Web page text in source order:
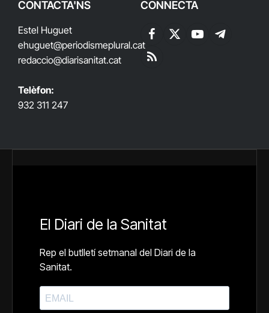
CONTACTA'NS
Estel Huguet
ehuguet@periodismeplural.cat
redaccio@diarisanitat.cat
Telèfon:
932 311 247
CONNECTA
Facebook
X
YouTubeTelegram
RSS